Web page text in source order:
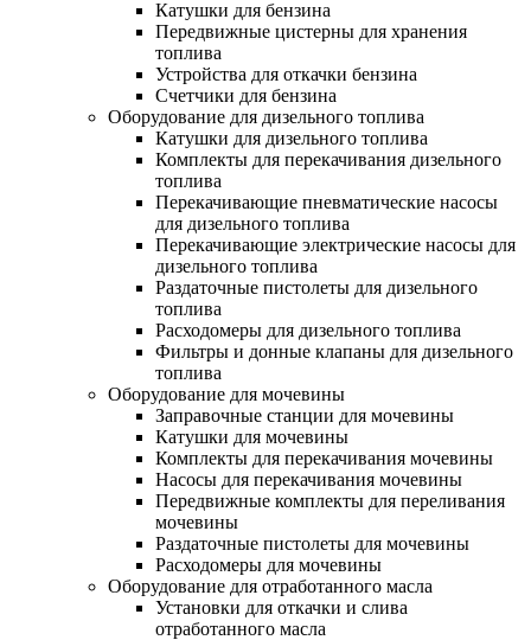
Катушки для бензина
Передвижные цистерны для хранения
топлива
Устройства для откачки бензина
Счетчики для бензина
Оборудование для дизельного топлива
Катушки для дизельного топлива
Комплекты для перекачивания дизельного
топлива
Перекачивающие пневматические насосы
для дизельного топлива
Перекачивающие электрические насосы для
дизельного топлива
Раздаточные пистолеты для дизельного
топлива
Расходомеры для дизельного топлива
Фильтры и донные клапаны для дизельного
топлива
Оборудование для мочевины
Заправочные станции для мочевины
Катушки для мочевины
Комплекты для перекачивания мочевины
Насосы для перекачивания мочевины
Передвижные комплекты для переливания
мочевины
Раздаточные пистолеты для мочевины
Расходомеры для мочевины
Оборудование для отработанного масла
Установки для откачки и слива
отработанного масла